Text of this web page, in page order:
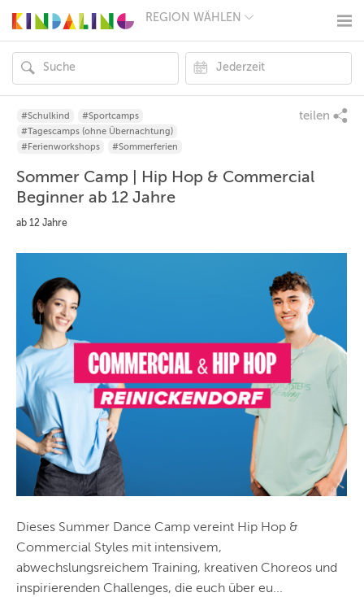
REGION WÄHLEN
MÜNCHEN
HAMBURG
FRANKFURT
KÖLN
STUTTGART
ESSEN
LEIPZIG
DRESDEN
ANDERE
#Schulkind
#Sportcamps
#Tagescamps (ohne Übernachtung)
#Ferienworkshops
#Sommerferien
teilen
Sommer Camp | Hip Hop & Commercial
Beginner ab 12 Jahre
ab 12 Jahre
Dieses Summer Dance Camp vereint Hip Hop &
Commercial Styles mit intensivem,
abwechslungsreichem Training, kreativen Choreos und
inspirierenden Challenges, die euch über eu...